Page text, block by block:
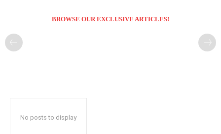
BROWSE OUR EXCLUSIVE ARTICLES!
No posts to display